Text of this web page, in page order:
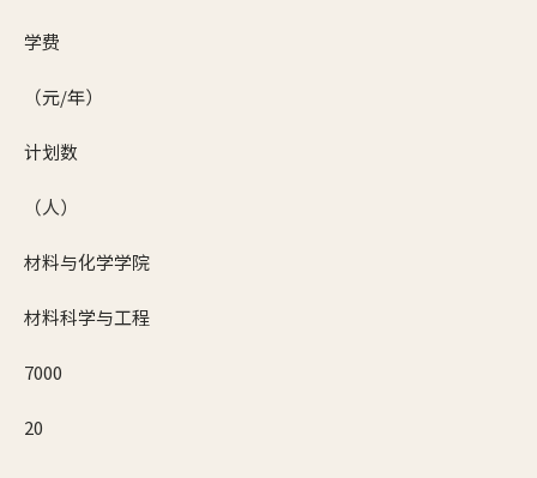
学费
（元/年）
计划数
（人）
材料与化学学院
材料科学与工程
7000
20